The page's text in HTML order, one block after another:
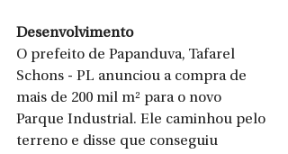
Desenvolvimento
O prefeito de Papanduva, Tafarel
Schons - PL anunciou a compra de
mais de 200 mil m² para o novo
Parque Industrial. Ele caminhou pelo
terreno e disse que conseguiu